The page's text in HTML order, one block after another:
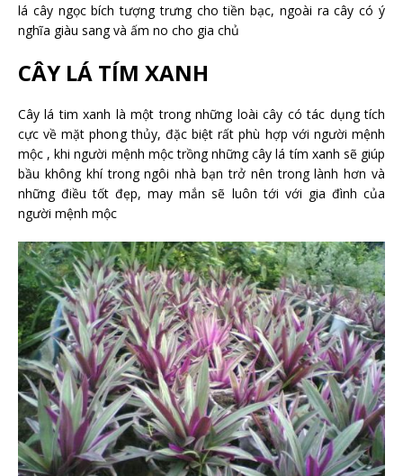
lá cây ngọc bích tượng trưng cho tiền bạc, ngoài ra cây có ý
nghĩa giàu sang và ấm no cho gia chủ
CÂY LÁ TÍM XANH
Cây lá tim xanh là một trong những loài cây có tác dụng tích
cực về mặt phong thủy, đặc biệt rất phù hợp với người mệnh
mộc , khi người mệnh mộc trồng những cây lá tím xanh sẽ giúp
bầu không khí trong ngôi nhà bạn trở nên trong lành hơn và
những điều tốt đẹp, may mắn sẽ luôn tới với gia đình của
người mệnh mộc